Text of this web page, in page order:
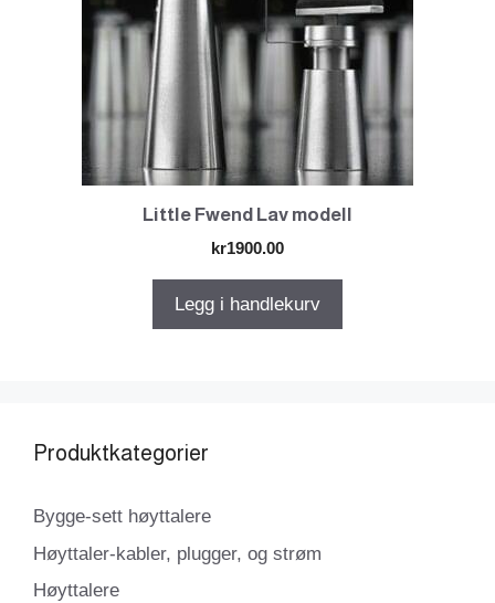
Little Fwend Lav modell
kr1900.00
Legg i handlekurv
Produktkategorier
Bygge-sett høyttalere
Høyttaler-kabler, plugger, og strøm
Høyttalere